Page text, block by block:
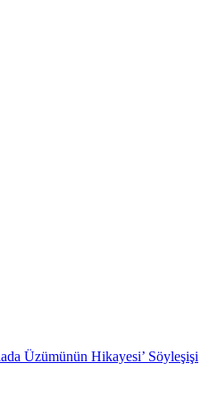
Üzümünün Hikayesi’ Söyleşişi